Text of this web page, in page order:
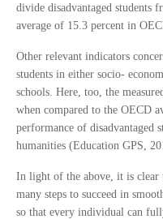
divide disadvantaged students
average of 15.3 percent in
Other relevant indicators
students in either socio-
schools. Here, too, the
when compared to the OECD
performance of disadvantaged
humanities (Education GPS,
In light of the above, it is clear
many steps to succeed in
so that every individual can